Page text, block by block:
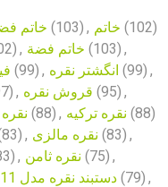
خاتم (103) , خاتم (102)
, خاتم فضة (103) ,
(99) , انگشتر نقره (99) ,
, قروش نقره (95) ,
نقره (88) , نقره ترکیه (88)
, نقره مالزی (83) ,
, نقره ثامن (75) ,
دستبند نقره مدل 5011 (79) ,